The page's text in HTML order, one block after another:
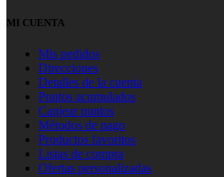
MI CUENTA
Mis pedidos
Direcciones
Detalles de la cuenta
Puntos acumulados
Canjear puntos
Métodos de pago
Productos favoritos
Listas de compra
Ofertas personalizadas